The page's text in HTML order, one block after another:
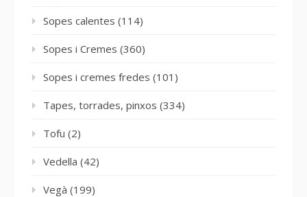
Sopes calentes (114)
Sopes i Cremes (360)
Sopes i cremes fredes (101)
Tapes, torrades, pinxos (334)
Tofu (2)
Vedella (42)
Vegà (199)